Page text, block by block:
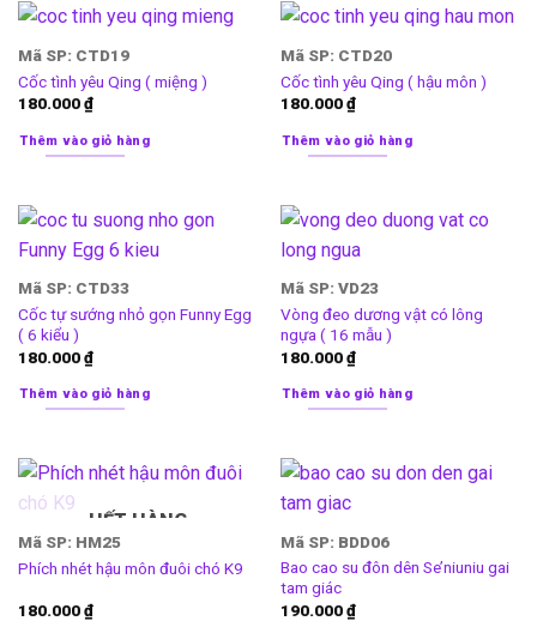
Mã SP: CTD19
Cốc tình yêu Qing ( miệng )
180.000₫
Thêm vào giỏ hàng
Mã SP: CTD20
Cốc tình yêu Qing ( hậu môn )
180.000₫
Thêm vào giỏ hàng
Mã SP: CTD33
Cốc tự sướng nhỏ gọn Funny Egg
( 6 kiểu )
180.000₫
Thêm vào giỏ hàng
Mã SP: VD23
Vòng đeo dương vật có lông
ngựa ( 16 mẫu )
180.000₫
Thêm vào giỏ hàng
HẾT HÀNG
Mã SP: HM25
Phích nhét hậu môn đuôi chó K9
180.000₫
Mã SP: BDD06
Bao cao su đôn dên Se’niuniu gai
tam giác
190.000₫